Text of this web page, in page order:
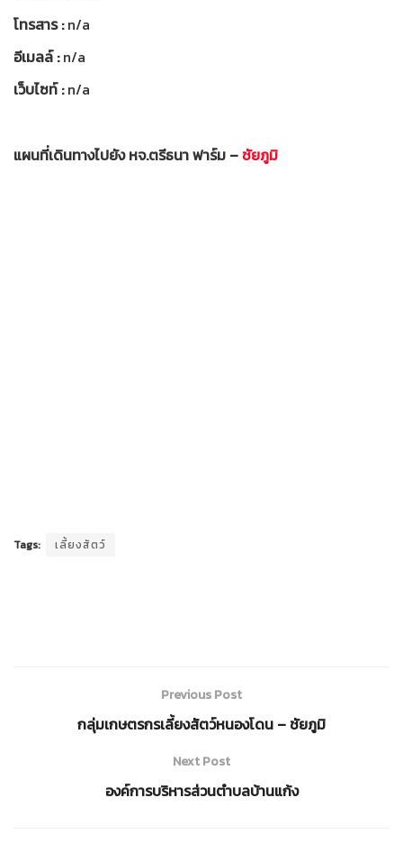
โทรสาร :n/a
อีเมลล์ :n/a
เว็บไซท์ :n/a
แผนที่เดินทางไปยัง หจ.ตรีธนา ฟาร์ม –ชัยภูมิ
Tags: เลี้ยงสัตว์
Previous Post
กลุ่มเกษตรกรเลี้ยงสัตว์หนองโดน – ชัยภูมิ
Next Post
องค์การบริหารส่วนตำบลบ้านแก้ง